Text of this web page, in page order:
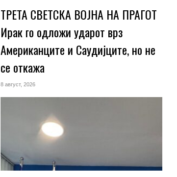
ТРЕТА СВЕТСКА ВОЈНА НА ПРАГОТ
Ирак го одложи ударот врз
Американците и Саудијците, но не
се откажа
8 август, 2026